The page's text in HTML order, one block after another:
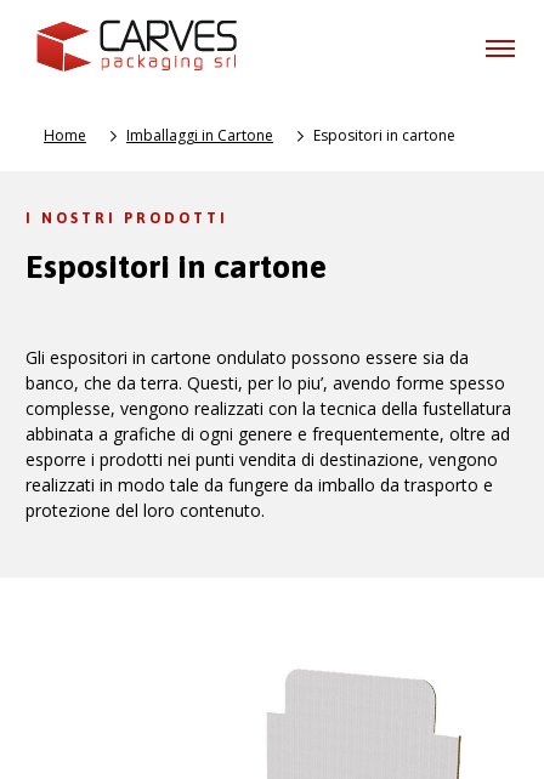
Home Imballaggi in Cartone Espositori in cartone
I NOSTRI PRODOTTI
Espositori in cartone
Gli espositori in cartone ondulato possono essere sia da
banco, che da terra. Questi, per lo piu’, avendo forme spesso
complesse, vengono realizzati con la tecnica della fustellatura
abbinata a grafiche di ogni genere e frequentemente, oltre ad
esporre i prodotti nei punti vendita di destinazione, vengono
realizzati in modo tale da fungere da imballo da trasporto e
protezione del loro contenuto.